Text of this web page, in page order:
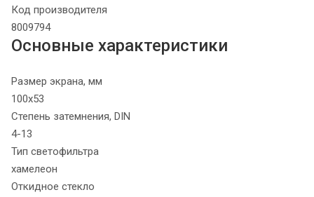
Код производителя
8009794
Основные характеристики
Размер экрана, мм
100х53
Степень затемнения, DIN
4-13
Тип светофильтра
хамелеон
Откидное стекло